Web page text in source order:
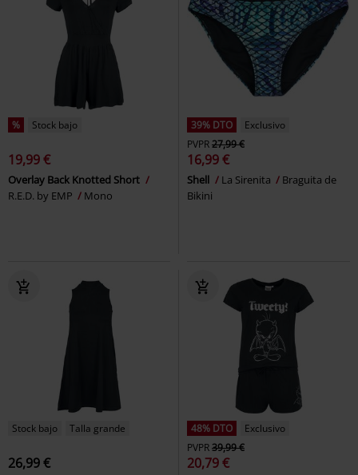
% Stock bajo
19,99 €
Overlay Back Knotted Short
R.E.D. by EMP
Mono
39% DTO
Exclusivo
PVPR27,99 €
16,99 €
Shell La Sirenita
Braguita de
Bikini
Stock bajo Talla grande
26,99 €
48% DTO
Exclusivo
PVPR39,99 €
20,79 €